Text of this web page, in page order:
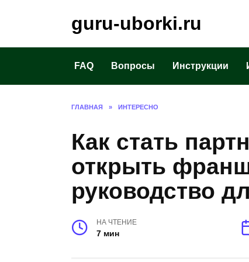
guru-uborki.ru
FAQ Вопросы Инструкции
ГЛАВНАЯ » ИНТЕРЕСНО
Как стать
открыть
руководство
НА ЧТЕНИЕ
7 мин